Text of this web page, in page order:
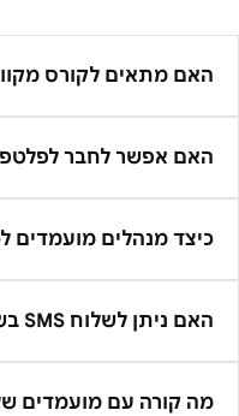
האם מתאים לקורס
האם אפשר לחבר
כיצד מנהלים מועמדים
האם ניתן לשלוח SMS בשפות שונות?
מה קורה עם מועמדים